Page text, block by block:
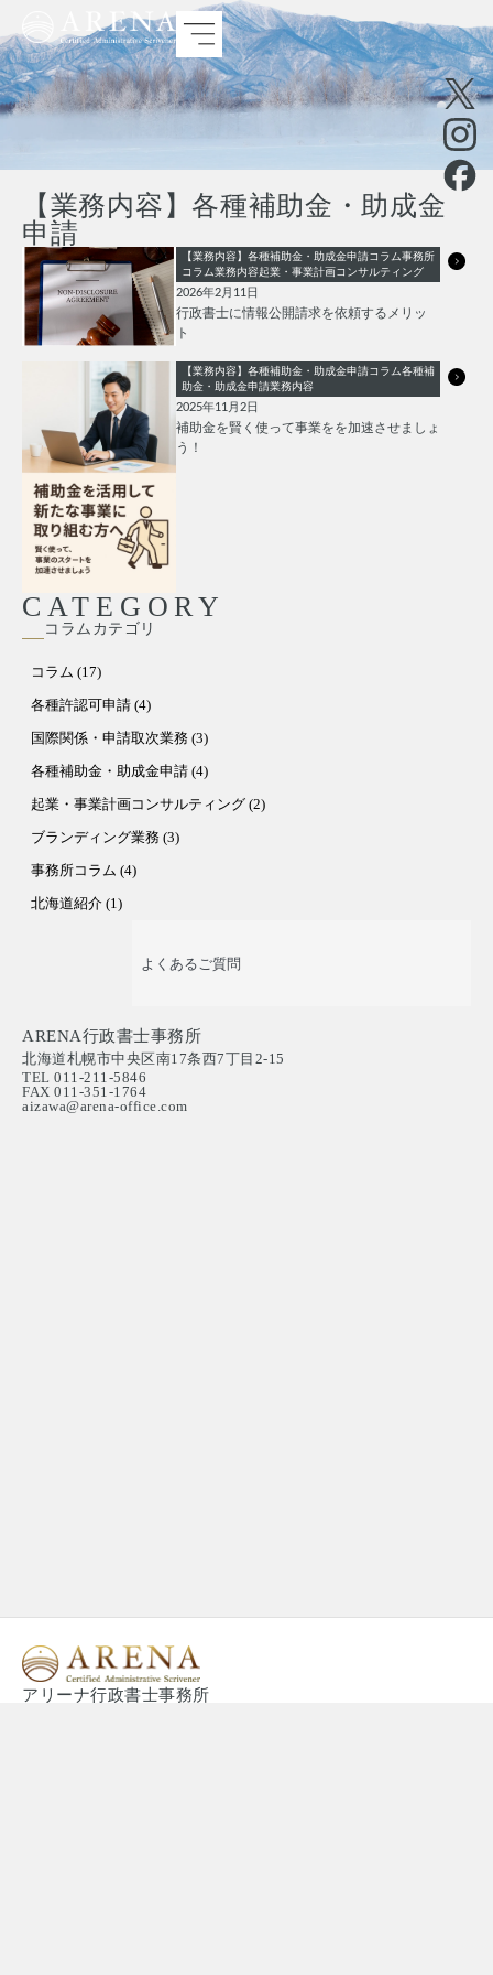
【業務内容】各種補助金・助成金
申請
【業務内容】各種補助金・助成金申請コラム事務所
コラム業務内容起業・事業計画コンサルティング
2026年2月11日
行政書士に情報公開請求を依頼するメリッ
ト
【業務内容】各種補助金・助成金申請コラム各種補
助金・助成金申請業務内容
2025年11月2日
補助金を賢く使って事業をを加速させましょ
う！
CATEGORY
コラムカテゴリ
コラム (17)
各種許認可申請 (4)
国際関係・申請取次業務 (3)
各種補助金・助成金申請 (4)
起業・事業計画コンサルティング (2)
ブランディング業務 (3)
事務所コラム (4)
北海道紹介 (1)
よくあるご質問
ARENA行政書士事務所
北海道札幌市中央区南17条西7丁目2-15
TEL 011-211-5846
FAX 011-351-1764
aizawa@arena-office.com
アリーナ行政書士事務所